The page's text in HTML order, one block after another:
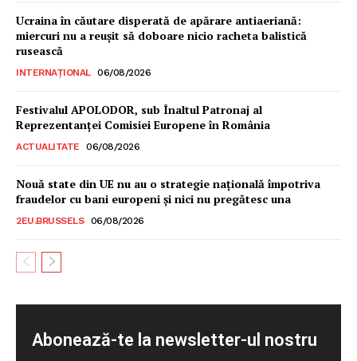
Ucraina în căutare disperată de apărare antiaeriană:
miercuri nu a reușit să doboare nicio racheta balistică
rusească
INTERNAȚIONAL 06/08/2026
Festivalul APOLODOR, sub Înaltul Patronaj al
Reprezentanței Comisiei Europene în România
ACTUALITATE 06/08/2026
Nouă state din UE nu au o strategie națională împotriva
fraudelor cu bani europeni și nici nu pregătesc una
2EU.BRUSSELS 06/08/2026
Abonează-te la newsletter-ul nostru